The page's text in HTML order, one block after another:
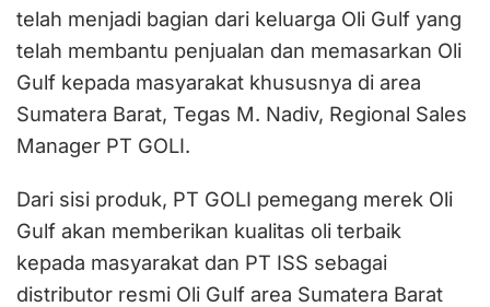
telah menjadi bagian dari keluarga Oli Gulf yang
telah membantu penjualan dan memasarkan Oli
Gulf kepada masyarakat khususnya di area
Sumatera Barat, Tegas M. Nadiv, Regional Sales
Manager PT GOLI.
Dari sisi produk, PT GOLI pemegang merek Oli
Gulf akan memberikan kualitas oli terbaik
kepada masyarakat dan PT ISS sebagai
distributor resmi Oli Gulf area Sumatera Barat